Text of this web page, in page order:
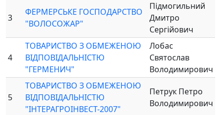
3
ФЕРМЕРСЬКЕ ГОСПОДАРСТВО
"ВОЛОСОЖАР"
Підмогильний
Дмитро
Сергійович
4
ТОВАРИСТВО З ОБМЕЖЕНОЮ
ВІДПОВІДАЛЬНІСТЮ
"ГЕРМЕНИЧ"
Лобас
Святослав
Володимирович
5
ТОВАРИСТВО З ОБМЕЖЕНОЮ
ВІДПОВІДАЛЬНІСТЮ
"ІНТЕРАГРОІНВЕСТ-2007"
Петрук Петро
Володимирович